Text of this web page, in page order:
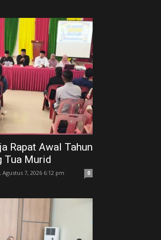
Rapat Awal Tahun
Tua Murid
Agustus 7, 2026 6:12 pm 0